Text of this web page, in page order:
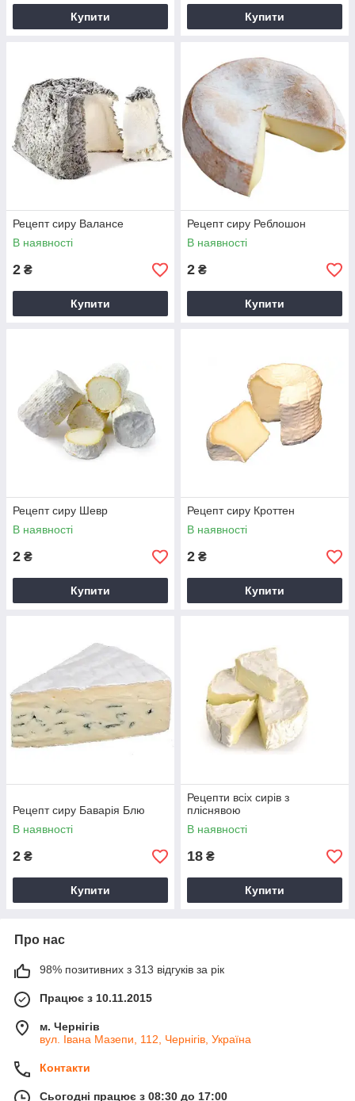
Купити Купити
Рецепт сиру Валансе
В наявності
2 ₴
Купити
Рецепт сиру Реблошон
В наявності
2 ₴
Купити
Рецепт сиру Шевр
В наявності
2 ₴
Купити
Рецепт сиру Кроттен
В наявності
2 ₴
Купити
Рецепт сиру Баварія Блю
В наявності
2 ₴
Купити
Рецепти всіх сирів з
пліснявою
В наявності
18 ₴
Купити
Про нас
98% позитивних з 313 відгуків за рік
Працює з 10.11.2015
м. Чернігів
вул. Івана Мазепи, 112, Чернігів, Україна
Контакти
Сьогодні працює з 08:30 до 17:00